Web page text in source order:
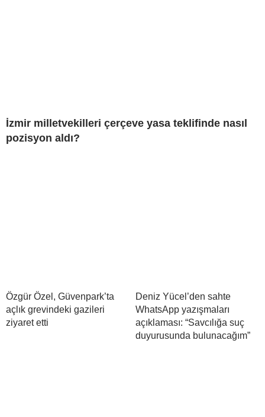
İzmir milletvekilleri çerçeve yasa teklifinde nasıl
pozisyon aldı?
Özgür Özel, Güvenpark’ta
açlık grevindeki gazileri
ziyaret etti
Deniz Yücel’den sahte
WhatsApp yazışmaları
açıklaması: “Savcılığa suç
duyurusunda bulunacağım”